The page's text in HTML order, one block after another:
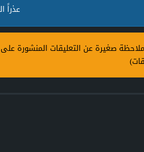
عذراً
صغيرة عن التعليقات المنشورة